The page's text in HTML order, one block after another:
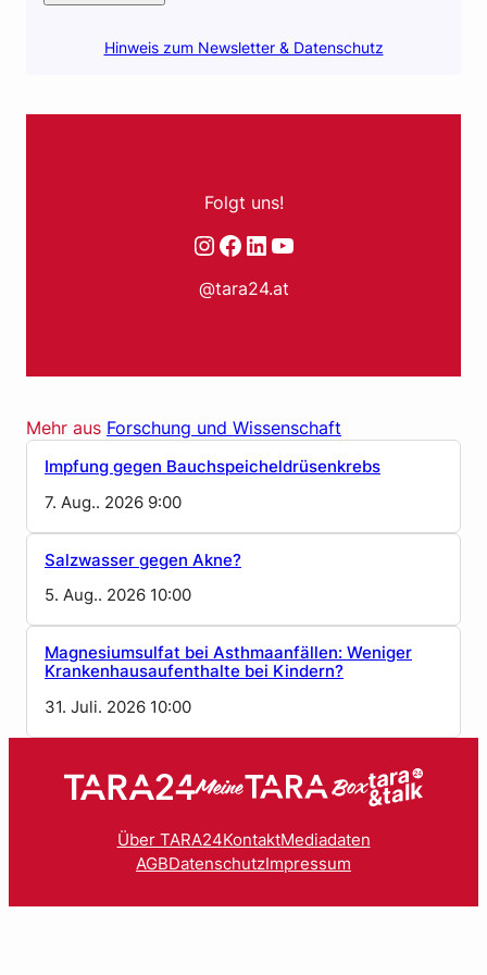
Hinweis zum Newsletter & Datenschutz
Folgt uns!
Instagram
Facebook
LinkedIn
YouTube
@tara24.at
Mehr aus Forschung und Wissenschaft
Impfung gegen Bauchspeicheldrüsenkrebs
7. Aug.. 2026 9:00
Salzwasser gegen Akne?
5. Aug.. 2026 10:00
Magnesiumsulfat bei Asthmaanfällen: Weniger
Krankenhausaufenthalte bei Kindern?
31. Juli. 2026 10:00
Über TARA24KontaktMediadaten
AGBDatenschutzImpressum